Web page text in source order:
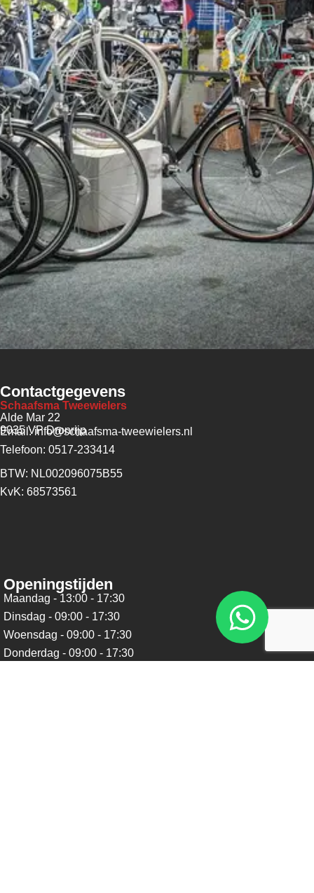
Contactgegevens
Schaafsma Tweewielers
Alde Mar 22
9035 VP Dronrijp
Email: info@schaafsma-tweewielers.nl
Telefoon: 0517-233414
BTW: NL002096075B55
KvK: 68573561
Openingstijden
Maandag - 13:00 - 17:30
Dinsdag - 09:00 - 17:30
Woensdag - 09:00 - 17:30
Donderdag - 09:00 - 17:30